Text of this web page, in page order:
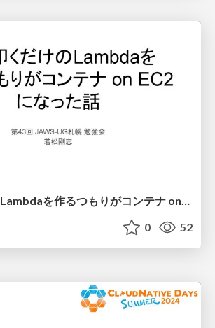
API叩くだけのLambdaを作るつもりがコンテナ on EC2になった話
0 52